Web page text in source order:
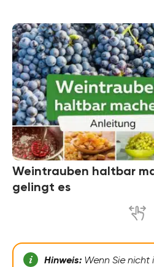
Weintrauben haltbar
gelingt es
Hinweis:Wenn Sie nicht